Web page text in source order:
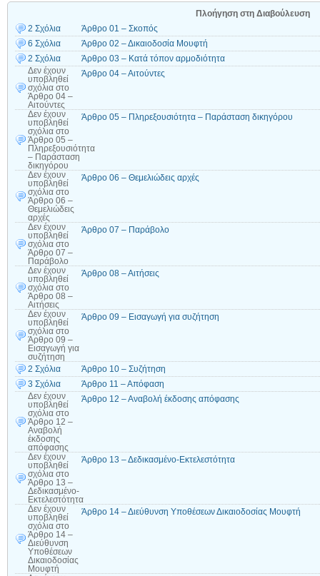
Πλοήγηση στη Διαβούλευση
2 Σχόλια
Άρθρο 01 – Σκοπός
6 Σχόλια
Άρθρο 02 – Δικαιοδοσία Μουφτή
2 Σχόλια
Άρθρο 03 – Κατά τόπον αρμοδιότητα
Δεν έχουν
υποβληθεί
σχόλια στο
Άρθρο 04 –
Αιτούντες
Άρθρο 04 – Αιτούντες
Δεν έχουν
υποβληθεί
σχόλια στο
Άρθρο 05 –
Πληρεξουσιότητα
– Παράσταση
δικηγόρου
Άρθρο 05 – Πληρεξουσιότητα – Παράσταση δικηγόρου
Δεν έχουν
υποβληθεί
σχόλια στο
Άρθρο 06 –
Θεμελιώδεις
αρχές
Άρθρο 06 – Θεμελιώδεις αρχές
Δεν έχουν
υποβληθεί
σχόλια στο
Άρθρο 07 –
Παράβολο
Άρθρο 07 – Παράβολο
Δεν έχουν
υποβληθεί
σχόλια στο
Άρθρο 08 –
Αιτήσεις
Άρθρο 08 – Αιτήσεις
Δεν έχουν
υποβληθεί
σχόλια στο
Άρθρο 09 –
Εισαγωγή για
συζήτηση
Άρθρο 09 – Εισαγωγή για συζήτηση
2 Σχόλια
Άρθρο 10 – Συζήτηση
3 Σχόλια
Άρθρο 11 – Απόφαση
Δεν έχουν
υποβληθεί
σχόλια στο
Άρθρο 12 –
Αναβολή
έκδοσης
απόφασης
Άρθρο 12 – Αναβολή έκδοσης απόφασης
Δεν έχουν
υποβληθεί
σχόλια στο
Άρθρο 13 –
Δεδικασμένο-
Εκτελεστότητα
Άρθρο 13 – Δεδικασμένο-Εκτελεστότητα
Δεν έχουν
υποβληθεί
σχόλια στο
Άρθρο 14 –
Διεύθυνση
Υποθέσεων
Δικαιοδοσίας
Μουφτή
Άρθρο 14 – Διεύθυνση Υποθέσεων Δικαιοδοσίας Μουφτή